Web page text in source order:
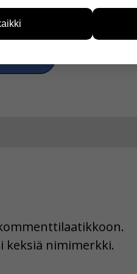
keksiä nimimerkki.
vastaamaan paremmin
ja siitä, mitä sivuja
kuten nimiä, eikä